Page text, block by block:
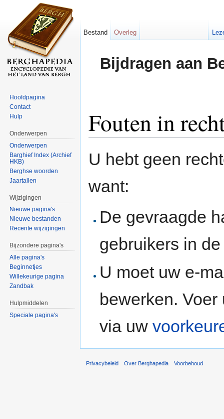
Bijdragen aan
Fouten in
U hebt geen
want:
De gevraagde
gebruikers in
U moet uw e-
bewerken.
via uw
Bestand Overleg
Hoofdpagina
Contact
Hulp
Onderwerpen
Onderwerpen
Barghief Index (Archief
HKB)
Berghse woorden
Jaartallen
Wijzigingen
Nieuwe pagina's
Nieuwe bestanden
Recente wijzigingen
Bijzondere pagina's
Alle pagina's
Beginnetjes
Willekeurige pagina
Zandbak
Hulpmiddelen
Speciale pagina's
Privacybeleid Over Berghapedia Voorbehoud